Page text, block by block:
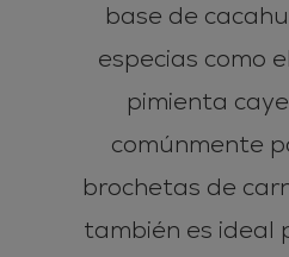
base de
especias como
pimienta
comúnmente
brochetas de
también es ideal